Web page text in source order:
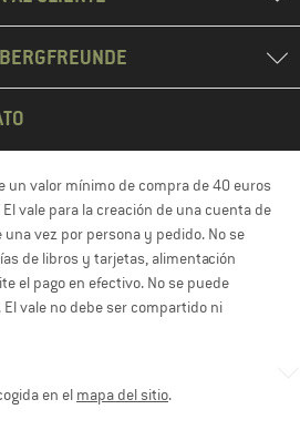
un valor mínimo de compra de 40 euros
vale para la creación de una cuenta de
vez por persona y pedido. No se
de libros y tarjetas, alimentación
el pago en efectivo. No se puede
vale no debe ser compartido ni
en el mapa del sitio.